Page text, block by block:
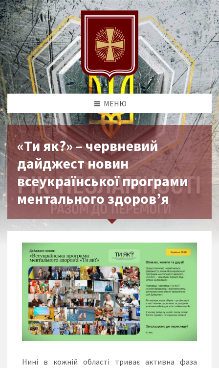
МЕНЮ
«Ти як?» – червневий
дайджест новин
всеукраїнської програми
ментального здоров’я
Нині в кожній області триває активна фаза